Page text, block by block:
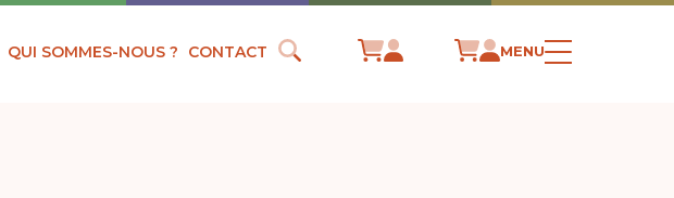
QUI SOMMES-NOUS ? CONTACT MENU